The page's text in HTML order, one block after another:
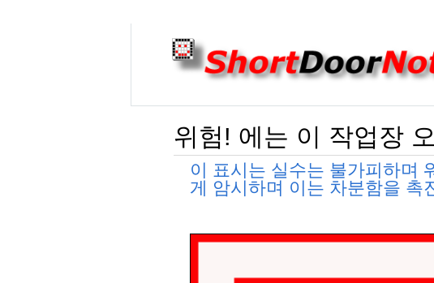
위험! 에는 이 작업장
이 표시는 실수는 불가피하며
게 암시하며 이는 차분함을 촉